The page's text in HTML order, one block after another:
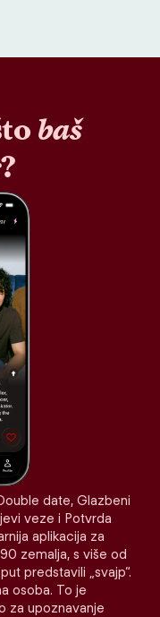
baš
date, Glazbeni
veze i Potvrda
aplikacija za
zemalja, s više od
predstavili „svajp“.
osoba. To je
za upoznavanje